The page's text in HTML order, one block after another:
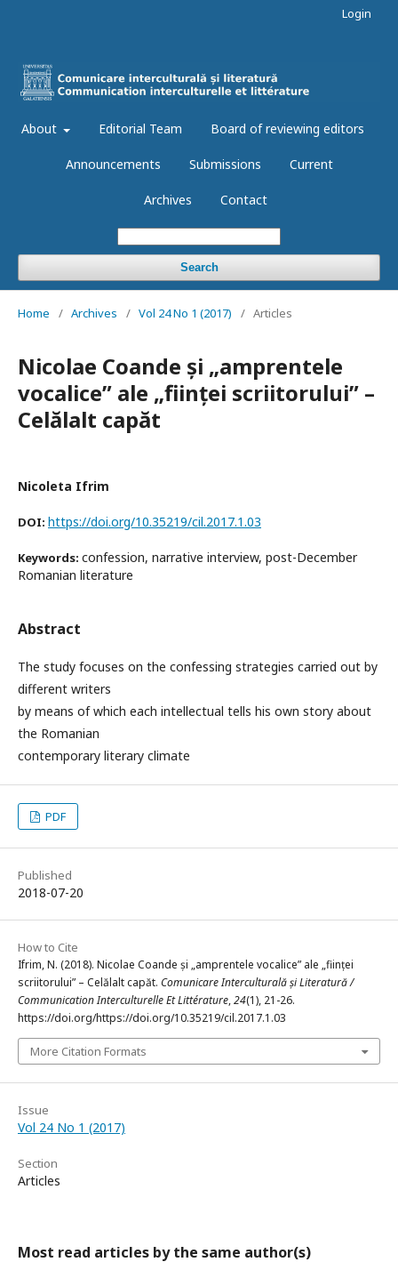
About Editorial Team Board of reviewing editors
Announcements Submissions Current
Archives Contact
Search
Login
Home / Archives / Vol 24 No 1 (2017) / Articles
Nicolae Coande și „amprentele
vocalice” ale „ființei scriitorului” –
Celălalt capăt
Nicoleta Ifrim
DOI: https://doi.org/10.35219/cil.2017.1.03
Keywords: confession, narrative interview, post-December
Romanian literature
Abstract
The study focuses on the confessing strategies carried out by
different writers
by means of which each intellectual tells his own story about
the Romanian
contemporary literary climate
PDF
Published
2018-07-20
How to Cite
Ifrim, N. (2018). Nicolae Coande și „amprentele vocalice” ale „ființei
scriitorului” – Celălalt capăt. Comunicare Interculturală și Literatură /
Communication Interculturelle Et Littérature,24(1), 21-26.
https://doi.org/https://doi.org/10.35219/cil.2017.1.03
More Citation Formats
Issue
Vol 24 No 1 (2017)
Section
Articles
Most read articles by the same author(s)